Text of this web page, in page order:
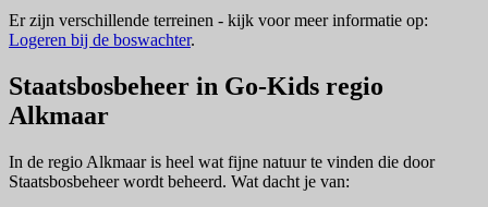
Er zijn verschillende terreinen - kijk voor meer informatie op:
Logeren bij de boswachter.
Staatsbosbeheer in Go-Kids regio
Alkmaar
In de regio Alkmaar is heel wat fijne natuur te vinden die door
Staatsbosbeheer wordt beheerd. Wat dacht je van: